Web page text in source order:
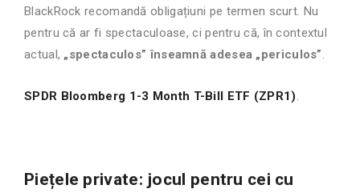
BlackRock recomandă obligațiuni pe termen scurt. Nu
pentru că ar fi spectaculoase, ci pentru că, în contextul
actual, „spectaculos” înseamnă adesea „periculos”.
SPDR Bloomberg 1-3 Month T-Bill ETF (ZPR1).
Piețele private: jocul pentru cei cu